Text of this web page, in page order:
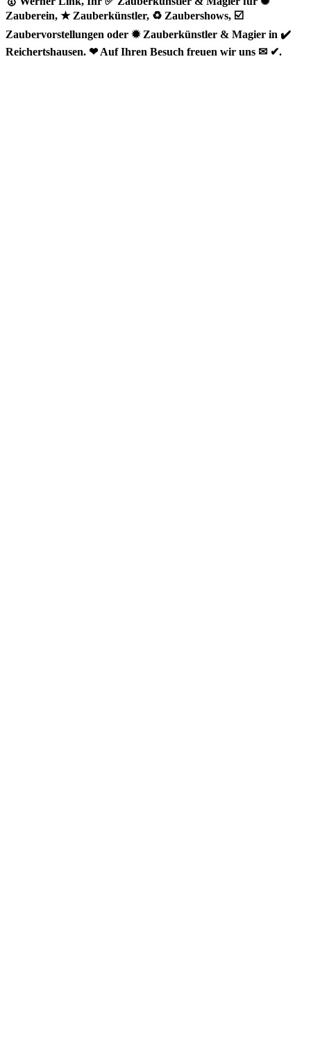
Zauberein, ★ Zauberkünstler, ♻ Zaubershows, ☑️
Zaubervorstellungen oder ✹ Zauberkünstler & Magier in ✔️
Reichertshausen. ❤ Auf Ihren Besuch freuen wir uns ✉ ✔.